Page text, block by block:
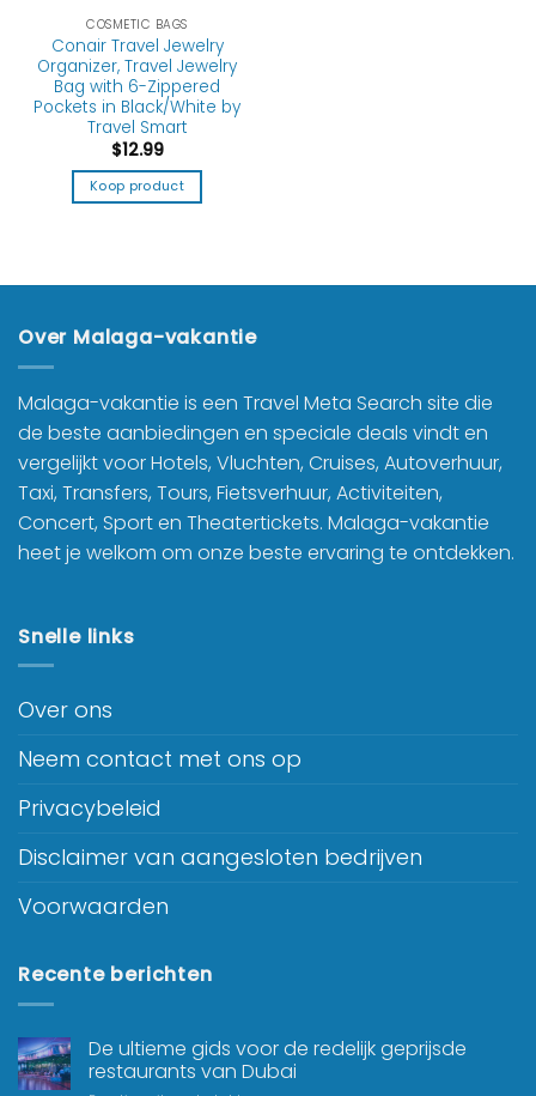
COSMETIC BAGS
Conair Travel Jewelry
Organizer, Travel Jewelry
Bag with 6-Zippered
Pockets in Black/White by
Travel Smart
$12.99
Koop product
Over Malaga-vakantie
Malaga-vakantie is een Travel Meta Search site die
de beste aanbiedingen en speciale deals vindt en
vergelijkt voor Hotels, Vluchten, Cruises, Autoverhuur,
Taxi, Transfers, Tours, Fietsverhuur, Activiteiten,
Concert, Sport en Theatertickets. Malaga-vakantie
heet je welkom om onze beste ervaring te ontdekken.
Snelle links
Over ons
Neem contact met ons op
Privacybeleid
Disclaimer van aangesloten bedrijven
Voorwaarden
Recente berichten
De ultieme gids voor de redelijk geprijsde
restaurants van Dubai